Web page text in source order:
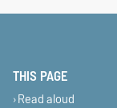
THIS PAGE
Read aloud